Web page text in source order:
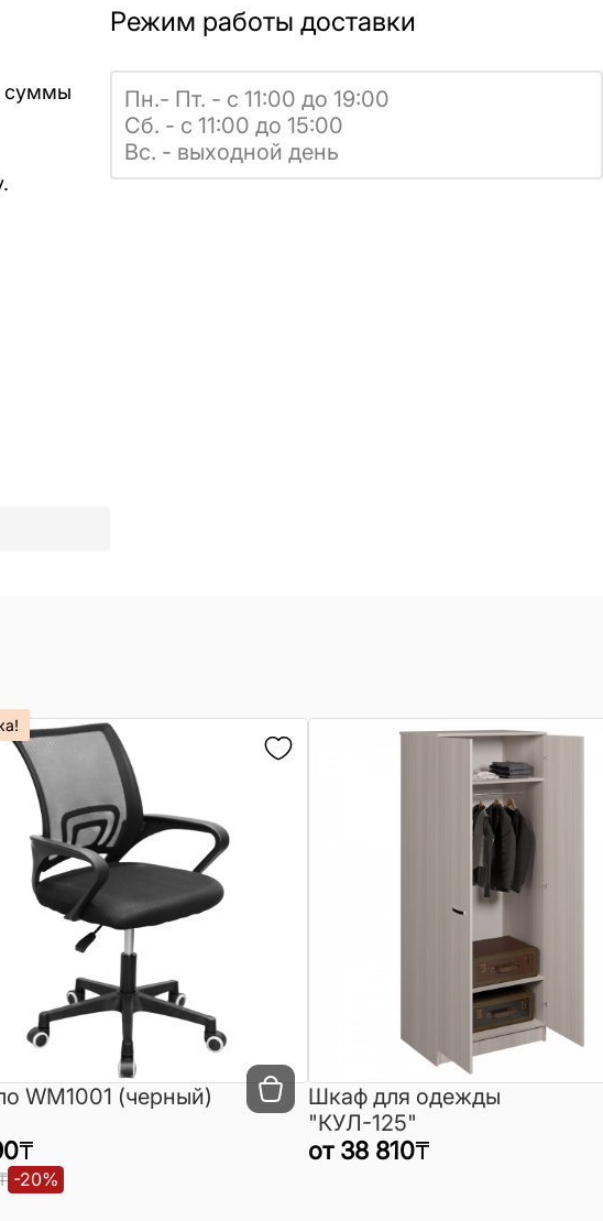
суммы
Режим работы доставки
Пн.- Пт. - с 11:00 до 19:00
Сб. - с 11:00 до 15:00
Вс. - выходной день
WM1001 (черный)
₸
-20%
Шкаф для одежды
"КУЛ-125"
от 38 810₸